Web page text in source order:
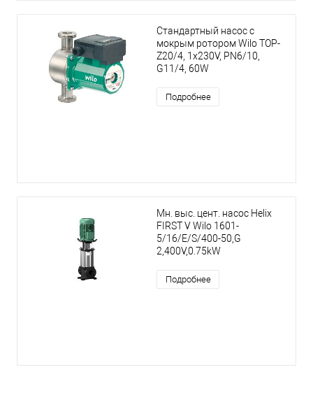
Стандартный насос с
мокрым ротором Wilo TOP-
Z20/4, 1x230V, PN6/10,
G11/4, 60W
Подробнее
Мн. выс. цент. насос Helix
FIRST V Wilo 1601-
5/16/E/S/400-50,G
2,400V,0.75kW
Подробнее